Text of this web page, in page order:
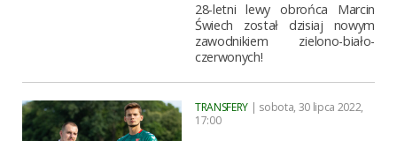
28-letni lewy obrońca Marcin
Świech został dzisiaj nowym
zawodnikiem zielono-biało-
czerwonych!
TRANSFERY | sobota, 30 lipca 2022,
17:00